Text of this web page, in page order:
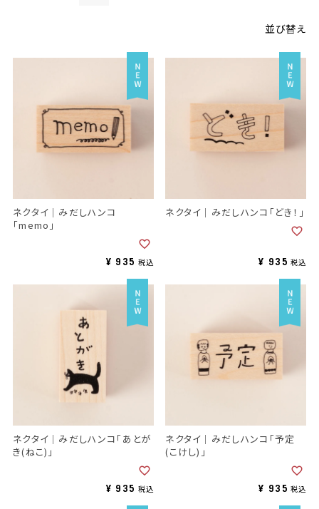
並び替え
ネクタイ｜みだしハンコ
「memo」
¥ 935 税込
ネクタイ｜みだしハンコ「どき！」
¥ 935 税込
ネクタイ｜みだしハンコ「あとが
き(ねこ)」
¥ 935 税込
ネクタイ｜みだしハンコ「予定
(こけし)」
¥ 935 税込